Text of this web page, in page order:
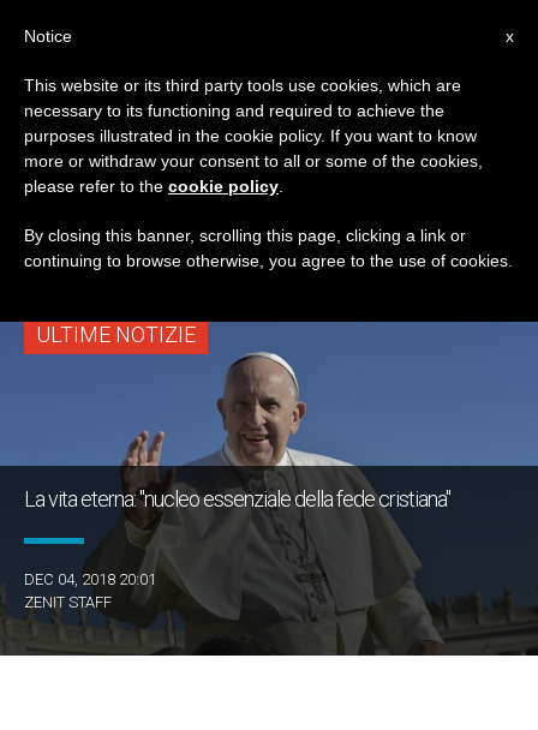
TAG
Posts Tagged
‘pontificie Accademie’
ULTIME NOTIZIE
La vita eterna: "nucleo essenziale della fede cristiana"
DEC 04, 2018 20:01
ZENIT STAFF
x
Notice
This website or its third party tools use cookies, which are
necessary to its functioning and required to achieve the
purposes illustrated in the cookie policy. If you want to know
more or withdraw your consent to all or some of the cookies,
please refer to the cookie policy
By closing this banner, scrolling this page, clicking a link or
continuing to browse otherwise, you agree to the use of cookies.